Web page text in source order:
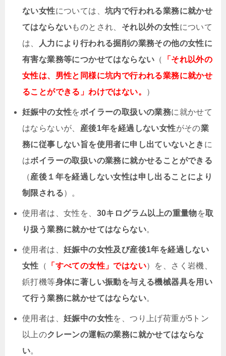
ない女性については、坑内で行われる業務に就かせ
てはならないものとされ、 それ以外の女性について
は、
人力により行われる掘削の業務その他の女性に
有害な業務等につかせてはならない （
「それ以外の
女性は、男性と同様に坑内で行われる業務に就かせ
ることができる」わけではない。
）
妊娠中の女性をボイラーの取扱いの業務に就かせて
はならないが、 産後1年を経過しない女性がその業
務に従事しない旨を使用者に申し出ていないとき に
はボイラーの取扱いの業務に就かせることができる
（産後１年を経過しない女性は申し出ることにより
制限される）。
使用者は、女性を、 30キログラム以上の重量物を取
り扱う業務に就かせてはならない。
使用者は、 妊娠中の女性及び産後1年を経過しない
女性 （ 「すべての女性」ではない）を、さく岩機、
鋲打機等身体に著しい振動を与える機械器具を用い
て行う業務に就かせてはならない。
使用者は、 妊娠中の女性を、つり上げ荷重が5トン
以上のクレーンの運転の業務に就かせてはならな
い。